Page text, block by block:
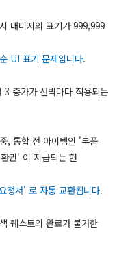
대미지의 표기가 999,999
UI 표기 문제입니다.
증가가 선박마다 적용되는
, 통합 전 아이템인 '부품
권' 이 지급되는 현
청서' 로 자동 교환됩니다.
퀘스트의 완료가 불가한